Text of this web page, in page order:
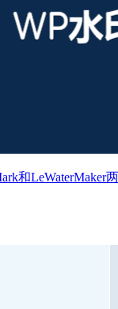
和LeWaterMaker